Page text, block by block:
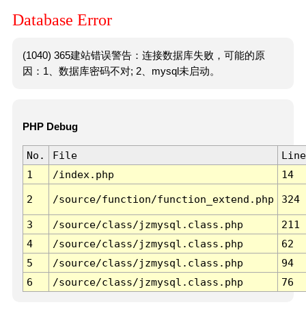
Database Error
(1040) 365建站错误警告：连接数据库失败，可能的原
因：1、数据库密码不对; 2、mysql未启动。
PHP Debug
No. File
Line
1
/index.php 14
2 /source/function/function_extend.php 324
3 /source/class/jzmysql.class.php
211
4
/source/class/jzmysql.class.php
62
5
/source/class/jzmysql.class.php
94
6
/source/class/jzmysql.class.php 76